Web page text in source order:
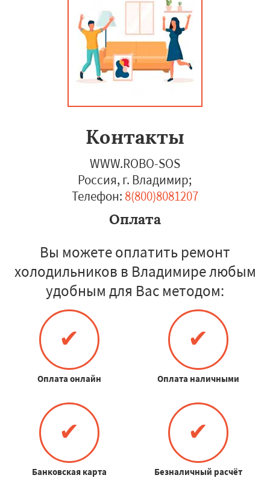
Контакты
WWW.ROBO-SOS
Россия, г. Владимир;
Телефон: 8(800)8081207
Оплата
Вы можете оплатить ремонт
холодильников в Владимире любым
удобным для Вас методом:
✔
Оплата онлайн
✔
Оплата наличными
✔
Банковская карта
✔
Безналичный расчёт